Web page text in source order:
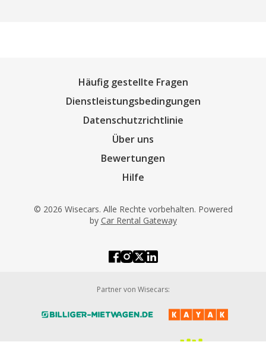
Häufig gestellte Fragen
Dienstleistungsbedingungen
Datenschutzrichtlinie
Über uns
Bewertungen
Hilfe
© 2026 Wisecars. Alle Rechte vorbehalten. Powered
by Car Rental Gateway
Partner von Wisecars: